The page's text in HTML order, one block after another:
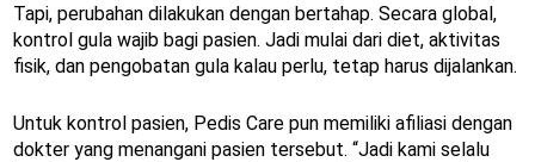
Tapi, perubahan dilakukan dengan bertahap. Secara global,
kontrol gula wajib bagi pasien. Jadi mulai dari diet, aktivitas
fisik, dan pengobatan gula kalau perlu, tetap harus dijalankan.
Untuk kontrol pasien, Pedis Care pun memiliki afiliasi dengan
dokter yang menangani pasien tersebut. “Jadi kami selalu